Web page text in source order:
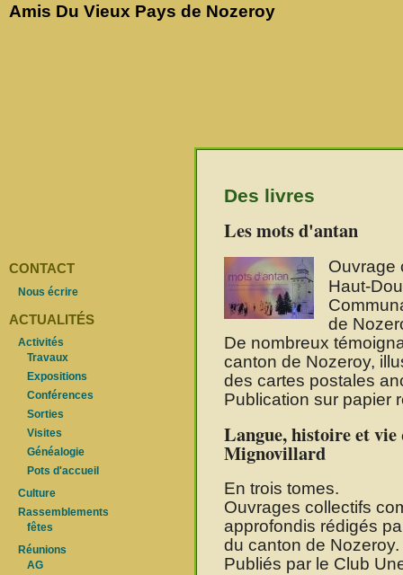
Amis Du Vieux Pays de Nozeroy
Des livres
Les mots d'antan
Ouvrage
Haut-
de
De nombreux
canton de Nozeroy,
des cartes postales
Publication sur papier
Langue, histoire et
Mignovillard
En trois tomes.
Ouvrages collectifs
approfondis rédigés
du canton de Nozeroy.
Publiés par le Club
CONTACT
Nous écrire
ACTUALITÉS
Activités
Travaux
Expositions
Conférences
Sorties
Visites
Généalogie
Pots d'accueil
Culture
Rassemblements
fêtes
Réunions
AG